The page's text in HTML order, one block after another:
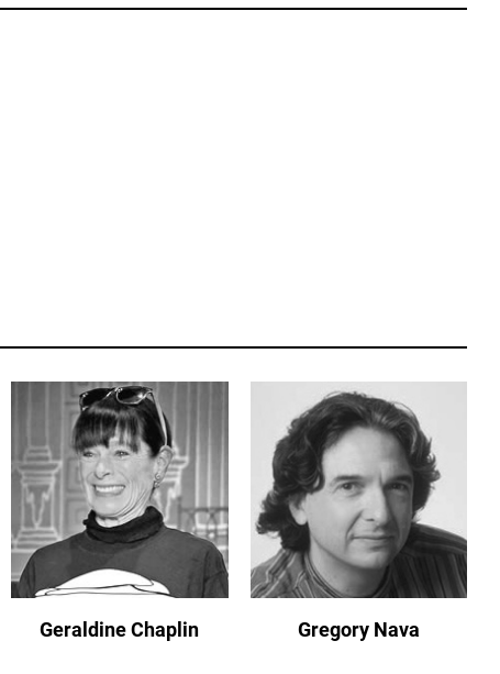
Geraldine Chaplin Gregory Nava